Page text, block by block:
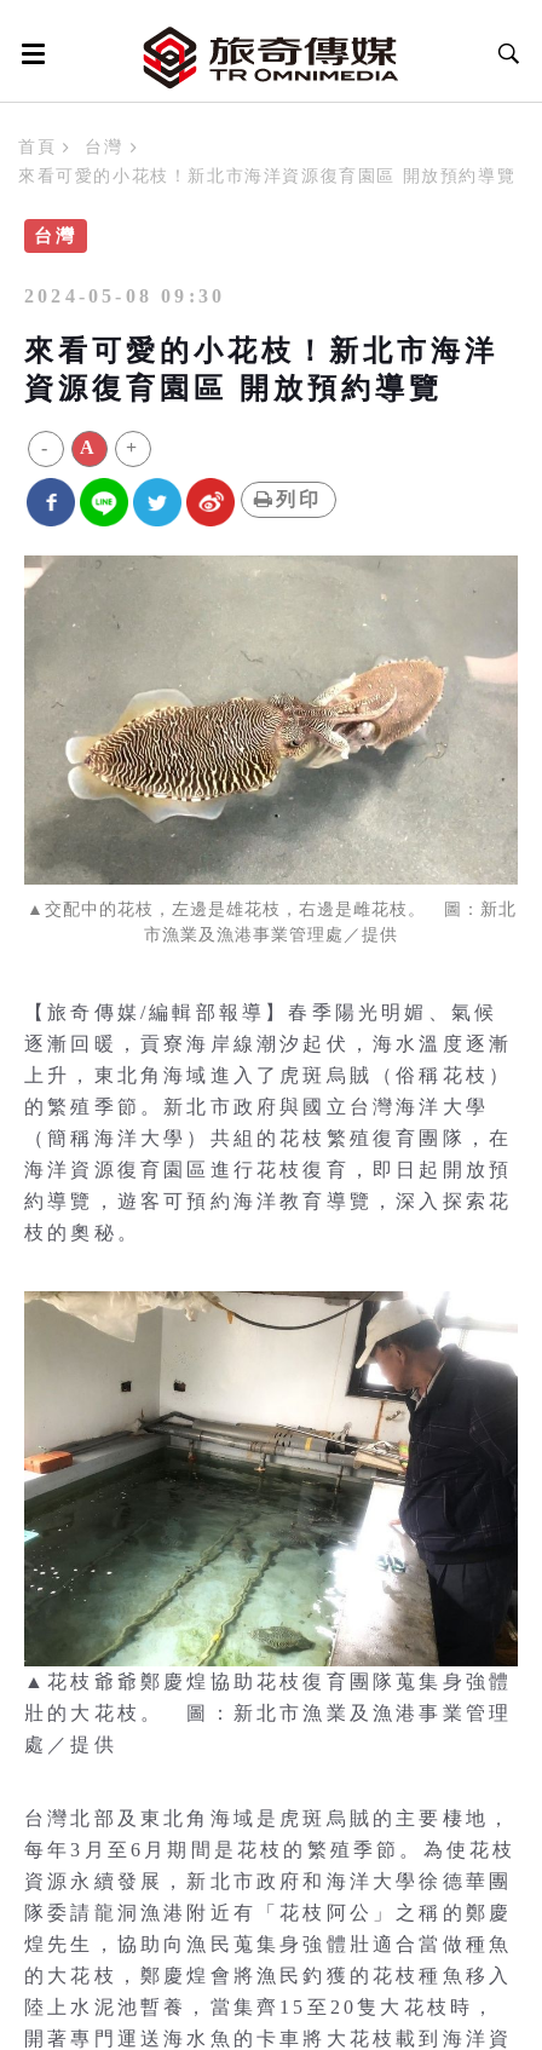
首頁
台灣
來看可愛的小花枝！新北市海洋資源復育園區 開放預約導覽
台灣
2024-05-08 09:30
來看可愛的小花枝！新北市海洋
資源復育園區 開放預約導覽
- A +
列印
▲交配中的花枝，左邊是雄花枝，右邊是雌花枝。 圖：新北
市漁業及漁港事業管理處／提供
【旅奇傳媒/編輯部報導】春季陽光明媚、氣候
逐漸回暖，貢寮海岸線潮汐起伏，海水溫度逐漸
上升，東北角海域進入了虎斑烏賊（俗稱花枝）
的繁殖季節。新北市政府與國立台灣海洋大學
（簡稱海洋大學）共組的花枝繁殖復育團隊，在
海洋資源復育園區進行花枝復育，即日起開放預
約導覽，遊客可預約海洋教育導覽，深入探索花
枝的奧秘。
▲花枝爺爺鄭慶煌協助花枝復育團隊蒐集身強體
壯的大花枝。 圖：新北市漁業及漁港事業管理
處／提供
台灣北部及東北角海域是虎斑烏賊的主要棲地，
每年3月至6月期間是花枝的繁殖季節。為使花枝
資源永續發展，新北市政府和海洋大學徐德華團
隊委請龍洞漁港附近有「花枝阿公」之稱的鄭慶
煌先生，協助向漁民蒐集身強體壯適合當做種魚
的大花枝，鄭慶煌會將漁民釣獲的花枝種魚移入
陸上水泥池暫養，當集齊15至20隻大花枝時，
開著專門運送海水魚的卡車將大花枝載到海洋資